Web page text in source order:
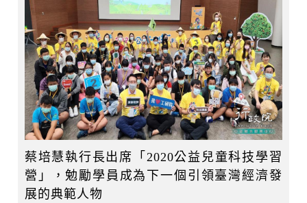
蔡培慧執行長出席「2020公益兒童科技學習
營」，勉勵學員成為下一個引領臺灣經濟發
展的典範人物